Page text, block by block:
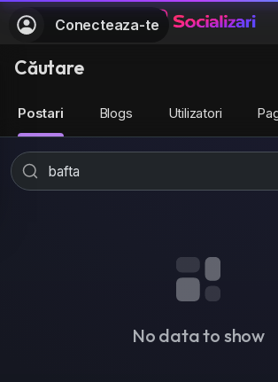
Conecteaza-te
Căutare
Postari Blogs Utilizatori
No data to show